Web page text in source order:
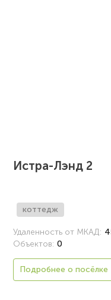
Истра-Лэнд 2
коттедж
Удаленность от МКАД:
Объектов: 0
Подробнее о посёлке